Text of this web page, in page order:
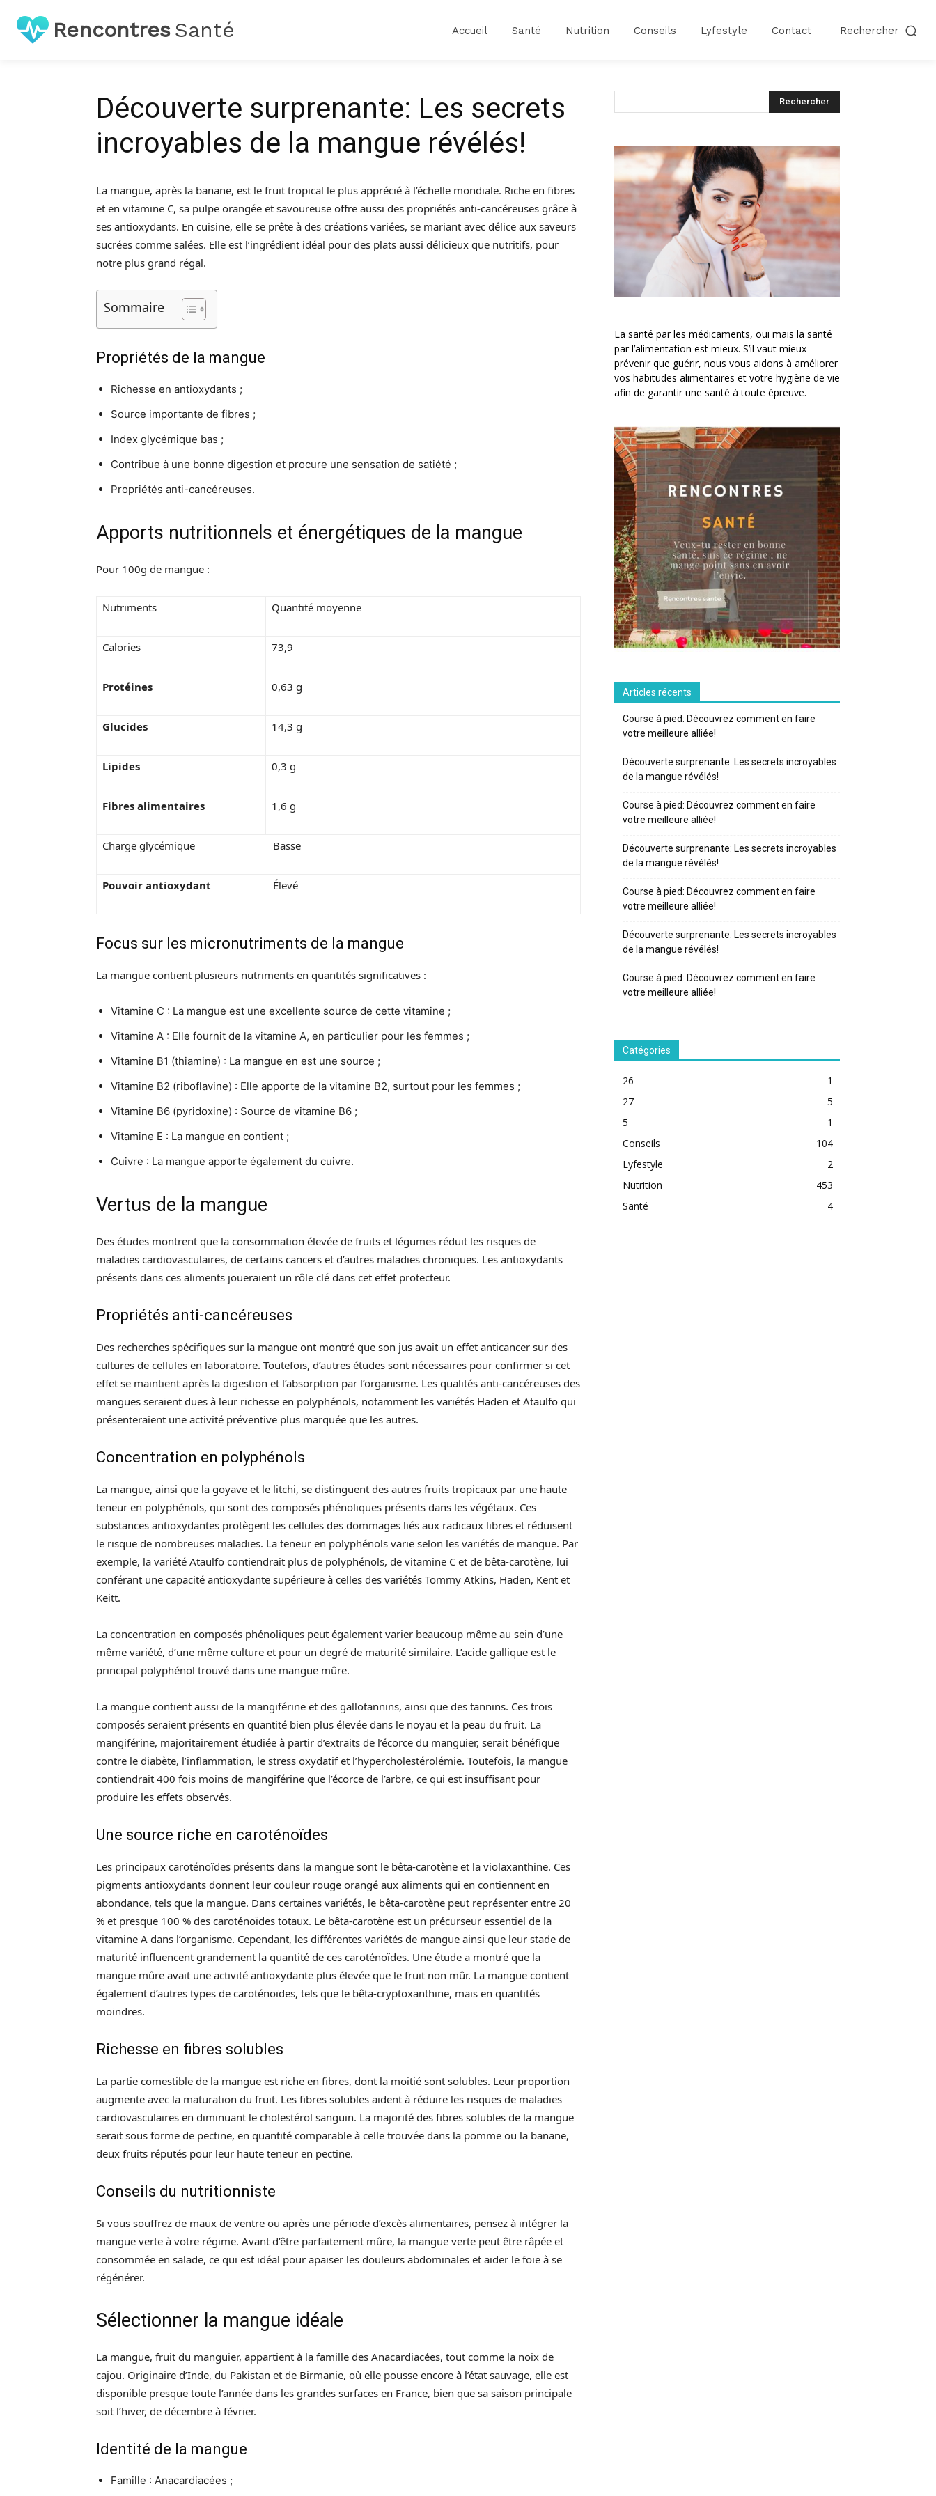
Rencontres Santé Accueil Santé Nutrition Conseils Lyfestyle Contact Rechercher
Découverte surprenante: Les secrets
incroyables de la mangue révélés!
La mangue, après la banane, est le fruit tropical le plus apprécié à l’échelle mondiale. Riche en fibres
et en vitamine C, sa pulpe orangée et savoureuse offre aussi des propriétés anti-cancéreuses grâce à
ses antioxydants. En cuisine, elle se prête à des créations variées, se mariant avec délice aux saveurs
sucrées comme salées. Elle est l’ingrédient idéal pour des plats aussi délicieux que nutritifs, pour
notre plus grand régal.
Sommaire
Propriétés de la mangue
Richesse en antioxydants ;
Source importante de fibres ;
Index glycémique bas ;
Contribue à une bonne digestion et procure une sensation de satiété ;
Propriétés anti-cancéreuses.
Apports nutritionnels et énergétiques de la mangue
Pour 100g de mangue :
Nutriments Quantité moyenne
Calories 73,9
Protéines 0,63 g
Glucides 14,3 g
Lipides 0,3 g
Fibres alimentaires 1,6 g
Charge glycémique Basse
Pouvoir antioxydant Élevé
Focus sur les micronutriments de la mangue
La mangue contient plusieurs nutriments en quantités significatives :
Vitamine C : La mangue est une excellente source de cette vitamine ;
Vitamine A : Elle fournit de la vitamine A, en particulier pour les femmes ;
Vitamine B1 (thiamine) : La mangue en est une source ;
Vitamine B2 (riboflavine) : Elle apporte de la vitamine B2, surtout pour les femmes ;
Vitamine B6 (pyridoxine) : Source de vitamine B6 ;
Vitamine E : La mangue en contient ;
Cuivre : La mangue apporte également du cuivre.
Vertus de la mangue
Des études montrent que la consommation élevée de fruits et légumes réduit les risques de
maladies cardiovasculaires, de certains cancers et d’autres maladies chroniques. Les antioxydants
présents dans ces aliments joueraient un rôle clé dans cet effet protecteur.
Propriétés anti-cancéreuses
Des recherches spécifiques sur la mangue ont montré que son jus avait un effet anticancer sur des
cultures de cellules en laboratoire. Toutefois, d’autres études sont nécessaires pour confirmer si cet
effet se maintient après la digestion et l’absorption par l’organisme. Les qualités anti-cancéreuses des
mangues seraient dues à leur richesse en polyphénols, notamment les variétés Haden et Ataulfo qui
présenteraient une activité préventive plus marquée que les autres.
Concentration en polyphénols
La mangue, ainsi que la goyave et le litchi, se distinguent des autres fruits tropicaux par une haute
teneur en polyphénols, qui sont des composés phénoliques présents dans les végétaux. Ces
substances antioxydantes protègent les cellules des dommages liés aux radicaux libres et réduisent
le risque de nombreuses maladies. La teneur en polyphénols varie selon les variétés de mangue. Par
exemple, la variété Ataulfo contiendrait plus de polyphénols, de vitamine C et de bêta-carotène, lui
conférant une capacité antioxydante supérieure à celles des variétés Tommy Atkins, Haden, Kent et
Keitt.
La concentration en composés phénoliques peut également varier beaucoup même au sein d’une
même variété, d’une même culture et pour un degré de maturité similaire. L’acide gallique est le
principal polyphénol trouvé dans une mangue mûre.
La mangue contient aussi de la mangiférine et des gallotannins, ainsi que des tannins. Ces trois
composés seraient présents en quantité bien plus élevée dans le noyau et la peau du fruit. La
mangiférine, majoritairement étudiée à partir d’extraits de l’écorce du manguier, serait bénéfique
contre le diabète, l’inflammation, le stress oxydatif et l’hypercholestérolémie. Toutefois, la mangue
contiendrait 400 fois moins de mangiférine que l’écorce de l’arbre, ce qui est insuffisant pour
produire les effets observés.
Une source riche en caroténoïdes
Les principaux caroténoïdes présents dans la mangue sont le bêta-carotène et la violaxanthine. Ces
pigments antioxydants donnent leur couleur rouge orangé aux aliments qui en contiennent en
abondance, tels que la mangue. Dans certaines variétés, le bêta-carotène peut représenter entre 20
% et presque 100 % des caroténoïdes totaux. Le bêta-carotène est un précurseur essentiel de la
vitamine A dans l’organisme. Cependant, les différentes variétés de mangue ainsi que leur stade de
maturité influencent grandement la quantité de ces caroténoïdes. Une étude a montré que la
mangue mûre avait une activité antioxydante plus élevée que le fruit non mûr. La mangue contient
également d’autres types de caroténoïdes, tels que le bêta-cryptoxanthine, mais en quantités
moindres.
Richesse en fibres solubles
La partie comestible de la mangue est riche en fibres, dont la moitié sont solubles. Leur proportion
augmente avec la maturation du fruit. Les fibres solubles aident à réduire les risques de maladies
cardiovasculaires en diminuant le cholestérol sanguin. La majorité des fibres solubles de la mangue
serait sous forme de pectine, en quantité comparable à celle trouvée dans la pomme ou la banane,
deux fruits réputés pour leur haute teneur en pectine.
Conseils du nutritionniste
Si vous souffrez de maux de ventre ou après une période d’excès alimentaires, pensez à intégrer la
mangue verte à votre régime. Avant d’être parfaitement mûre, la mangue verte peut être râpée et
consommée en salade, ce qui est idéal pour apaiser les douleurs abdominales et aider le foie à se
régénérer.
Sélectionner la mangue idéale
La mangue, fruit du manguier, appartient à la famille des Anacardiacées, tout comme la noix de
cajou. Originaire d’Inde, du Pakistan et de Birmanie, où elle pousse encore à l’état sauvage, elle est
disponible presque toute l’année dans les grandes surfaces en France, bien que sa saison principale
soit l’hiver, de décembre à février.
Identité de la mangue
Famille : Anacardiacées ;
La santé par les médicaments, oui mais la santé
par l’alimentation est mieux. S’il vaut mieux
prévenir que guérir, nous vous aidons à améliorer
vos habitudes alimentaires et votre hygiène de vie
afin de garantir une santé à toute épreuve.
Articles récents
Course à pied: Découvrez comment en faire
votre meilleure alliée!
Découverte surprenante: Les secrets incroyables
de la mangue révélés!
Course à pied: Découvrez comment en faire
votre meilleure alliée!
Découverte surprenante: Les secrets incroyables
de la mangue révélés!
Course à pied: Découvrez comment en faire
votre meilleure alliée!
Découverte surprenante: Les secrets incroyables
de la mangue révélés!
Course à pied: Découvrez comment en faire
votre meilleure alliée!
Catégories
26
1
27
5
5
1
Conseils
104
Lyfestyle
2
Nutrition
453
Santé
4